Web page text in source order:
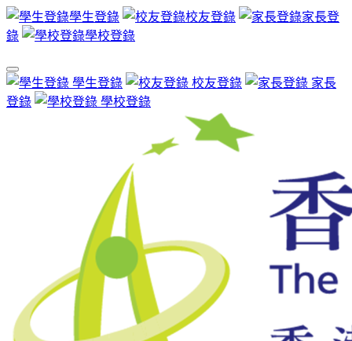
學生登錄 校友登錄
家長登
錄
學校登錄
學生登錄 校友登錄
家長
登錄
學校登錄